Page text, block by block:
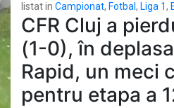
listat in Campionat, Fotbal, Liga 1,
CFR Cluj a
(1-0), în
Rapid, un meci
pentru etapa a